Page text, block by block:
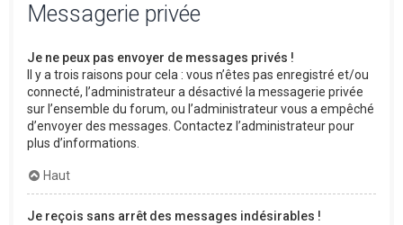
Messagerie privée
Je ne peux pas envoyer de messages privés !
Il y a trois raisons pour cela : vous n’êtes pas enregistré et/ou
connecté, l’administrateur a désactivé la messagerie privée
sur l’ensemble du forum, ou l’administrateur vous a empêché
d’envoyer des messages. Contactez l’administrateur pour
plus d’informations.
Haut
Je reçois sans arrêt des messages indésirables !